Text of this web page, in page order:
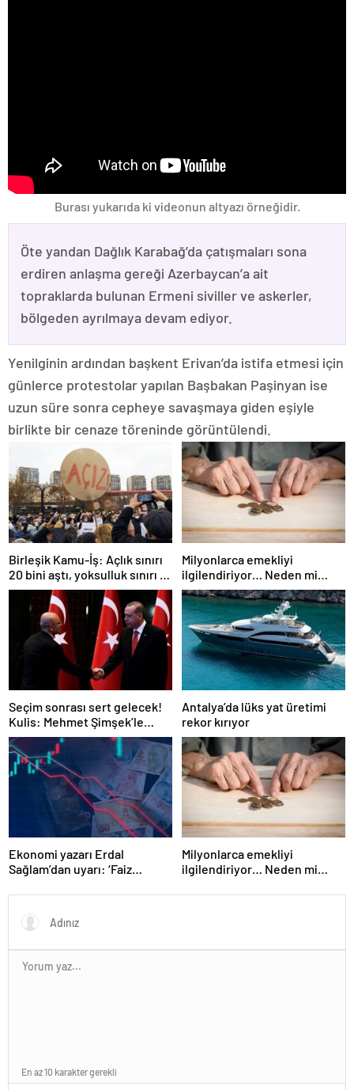
Burası yukarıda ki videonun altyazı örneğidir.
Öte yandan Dağlık Karabağ’da çatışmaları sona
erdiren anlaşma gereği Azerbaycan’a ait
topraklarda bulunan Ermeni siviller ve askerler,
bölgeden ayrılmaya devam ediyor.
Yenilginin ardından başkent Erivan’da istifa etmesi için
günlerce protestolar yapılan Başbakan Paşinyan ise
uzun süre sonra cepheye savaşmaya giden eşiyle
birlikte bir cenaze töreninde görüntülendi.
Birleşik Kamu-İş: Açlık sınırı
20 bini aştı, yoksulluk sınırı 57
bine dayandı!
Milyonlarca emekliyi
ilgilendiriyor… Neden mi
düşük maaş alıyorsunuz?
Uzmanlar anlattı
Seçim sonrası sert gelecek!
Kulis: Mehmet Şimşek’le
Erdoğan’ın ‘yoksulları
öldürdün’ tartışması
Antalya’da lüks yat üretimi
rekor kırıyor
Ekonomi yazarı Erdal
Sağlam’dan uyarı: ‘Faiz
itibaren göreceğiz’
Milyonlarca emekliyi
ilgilendiriyor… Neden mi
Uzmanlar anlattı
En az 10 karakter gerekli